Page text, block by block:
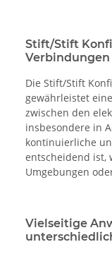
Stift/Stift
Verbindungen
Die Stift/Stift
gewährleistet
zwischen den
insbesondere in
kontinuierliche
entscheidend ist,
Umgebungen
Vielseitige